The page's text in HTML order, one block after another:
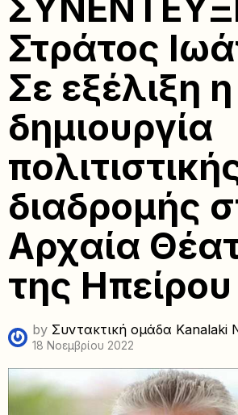
Στράτος
Σε εξέλιξη η
δηµιουργία
διαδροµής
Αρχαία
της Ηπείρου
by Συντακτική ομάδα Kanalaki
18 Νοεμβρίου 2022